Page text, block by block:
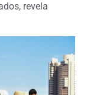
revela